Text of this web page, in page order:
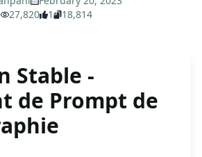
27,820
1 18,814
Stable -
de Prompt de